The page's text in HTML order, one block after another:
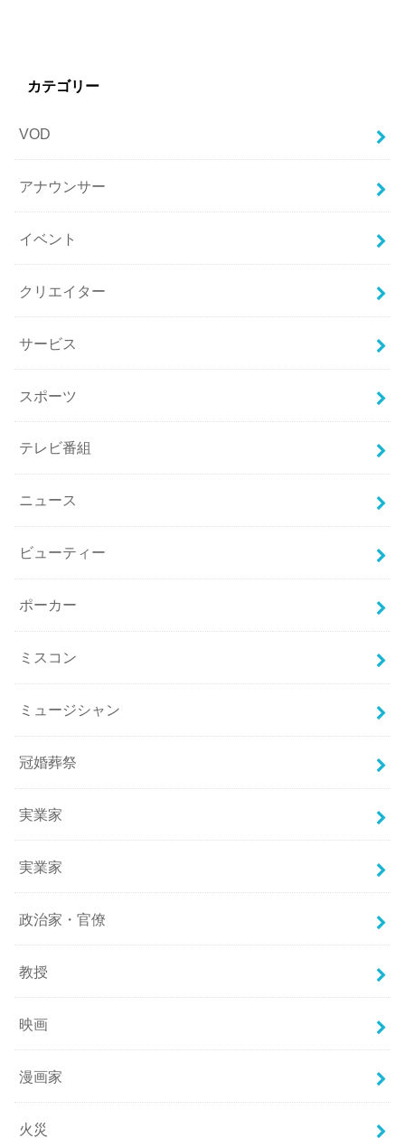
カテゴリー
VOD
アナウンサー
イベント
クリエイター
サービス
スポーツ
テレビ番組
ニュース
ビューティー
ポーカー
ミスコン
ミュージシャン
冠婚葬祭
実業家
実業家
政治家・官僚
教授
映画
漫画家
火災